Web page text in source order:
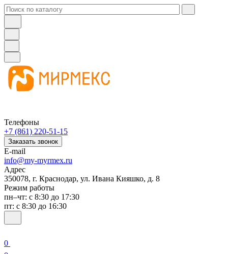
Телефоны
+7 (861) 220-51-15
Заказать звонок
E-mail
info@my-myrmex.ru
Адрес
350078, г. Краснодар, ул. Ивана Кияшко, д. 8
Режим работы
пн–чт: с 8:30 до 17:30
пт: с 8:30 до 16:30
0